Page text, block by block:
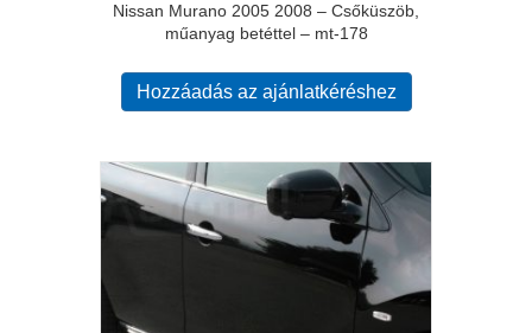
Nissan Murano 2005 2008 – Csőküszöb,
műanyag betéttel – mt-178
Hozzáadás az ajánlatkéréshez